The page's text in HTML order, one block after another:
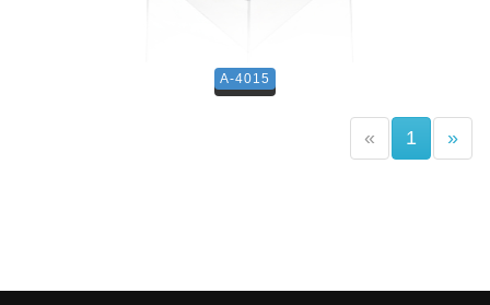
A-4015
« 1 (current)
»